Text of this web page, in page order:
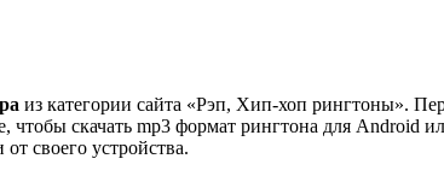
из категории сайта «Рэп, Хип-хоп рингтоны».
скачать mp3 формат рингтона для Android
своего устройства.